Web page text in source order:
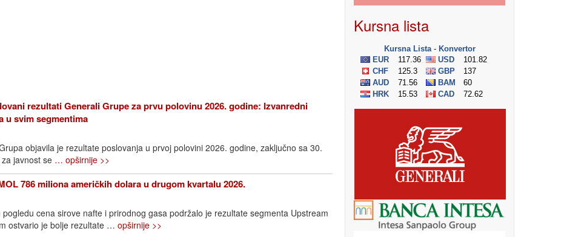
rezultati Generali Grupe za prvu polovinu 2026. godine: Izvanredni
u svim segmentima
objavila je rezultate poslovanja u prvoj polovini 2026. godine, zaključno sa 30.
javnost se … opširnije >>
786 miliona američkih dolara u drugom kvartalu 2026.
pogledu cena sirove nafte i prirodnog gasa podržalo je rezultate segmenta Upstream
ostvario je bolje rezultate … opširnije >>
Kursna lista